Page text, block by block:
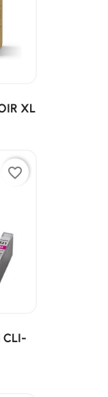
XL
favorite_border
CLI-